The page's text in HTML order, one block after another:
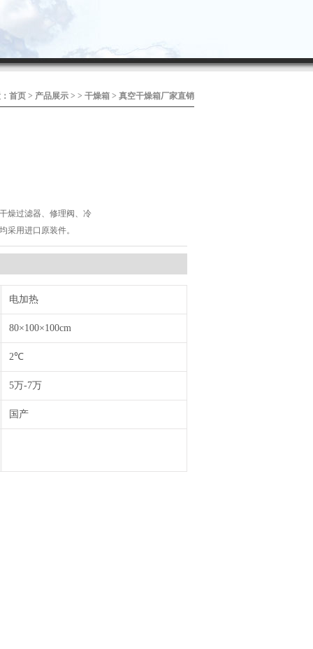
首页> 产品展示> > 干燥箱> 真空干燥箱厂家直销
燥过滤器、修理阀、冷
采用进口原装件。
电加热
80×100×100cm
2℃
5万-7万
国产